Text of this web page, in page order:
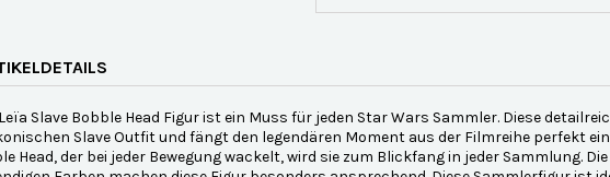
Slave Bobble Head Figur ist ein Muss für jeden Star Wars Sammler. Diese
Slave Outfit und fängt den legendären Moment aus der Filmreihe perfekt
Head, der bei jeder Bewegung wackelt, wird sie zum Blickfang in jeder Sammlung.